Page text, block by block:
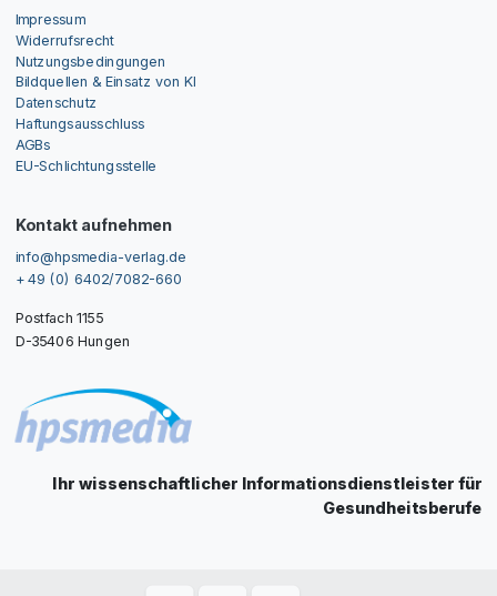
Impressum
Widerrufsrecht
Nutzungsbedingungen
Bildquellen & Einsatz von KI
Datenschutz
Haftungsausschluss
AGBs
EU-Schlichtungsstelle
Kontakt aufnehmen
info@hpsmedia-verlag.de
+ 49 (0) 6402/7082-660
Postfach 1155
D-35406 Hungen
Ihr wissenschaftlicher Informationsdienstleister für
Gesundheitsberufe